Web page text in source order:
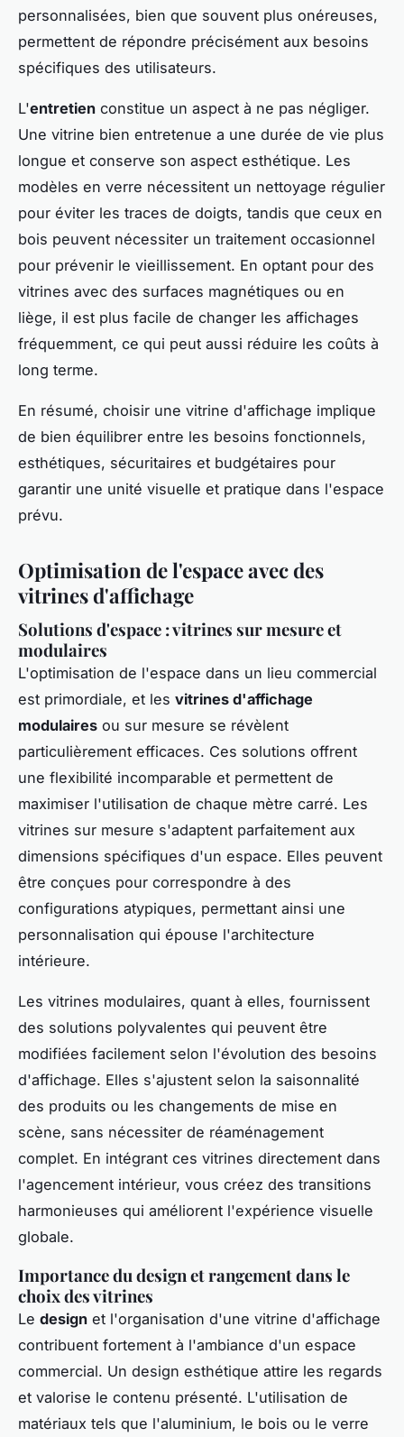
personnalisées, bien que souvent plus onéreuses,
permettent de répondre précisément aux besoins
spécifiques des utilisateurs.
L'entretien constitue un aspect à ne pas négliger.
Une vitrine bien entretenue a une durée de vie plus
longue et conserve son aspect esthétique. Les
modèles en verre nécessitent un nettoyage régulier
pour éviter les traces de doigts, tandis que ceux en
bois peuvent nécessiter un traitement occasionnel
pour prévenir le vieillissement. En optant pour des
vitrines avec des surfaces magnétiques ou en
liège, il est plus facile de changer les affichages
fréquemment, ce qui peut aussi réduire les coûts à
long terme.
En résumé, choisir une vitrine d'affichage implique
de bien équilibrer entre les besoins fonctionnels,
esthétiques, sécuritaires et budgétaires pour
garantir une unité visuelle et pratique dans l'espace
prévu.
Optimisation de l'espace avec des
vitrines d'affichage
Solutions d'espace : vitrines sur mesure et
modulaires
L'optimisation de l'espace dans un lieu commercial
est primordiale, et les vitrines d'affichage
modulaires ou sur mesure se révèlent
particulièrement efficaces. Ces solutions offrent
une flexibilité incomparable et permettent de
maximiser l'utilisation de chaque mètre carré. Les
vitrines sur mesure s'adaptent parfaitement aux
dimensions spécifiques d'un espace. Elles peuvent
être conçues pour correspondre à des
configurations atypiques, permettant ainsi une
personnalisation qui épouse l'architecture
intérieure.
Les vitrines modulaires, quant à elles, fournissent
des solutions polyvalentes qui peuvent être
modifiées facilement selon l'évolution des besoins
d'affichage. Elles s'ajustent selon la saisonnalité
des produits ou les changements de mise en
scène, sans nécessiter de réaménagement
complet. En intégrant ces vitrines directement dans
l'agencement intérieur, vous créez des transitions
harmonieuses qui améliorent l'expérience visuelle
globale.
Importance du design et rangement dans le
choix des vitrines
Le design et l'organisation d'une vitrine d'affichage
contribuent fortement à l'ambiance d'un espace
commercial. Un design esthétique attire les regards
et valorise le contenu présenté. L'utilisation de
matériaux tels que l'aluminium, le bois ou le verre